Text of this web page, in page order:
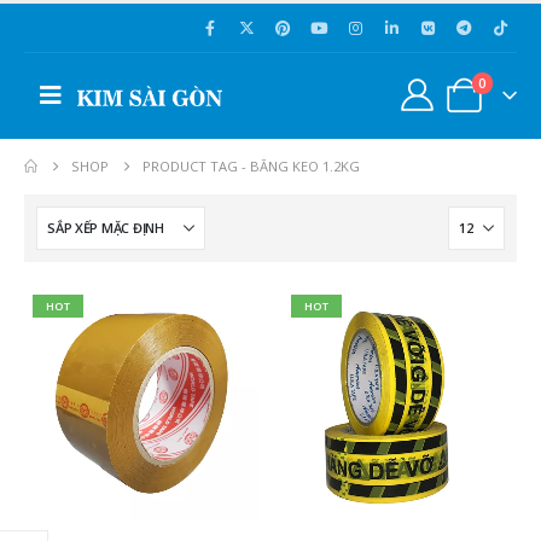
0
SHOP PRODUCT TAG - BĂNG KEO 1.2KG
HOT HOT